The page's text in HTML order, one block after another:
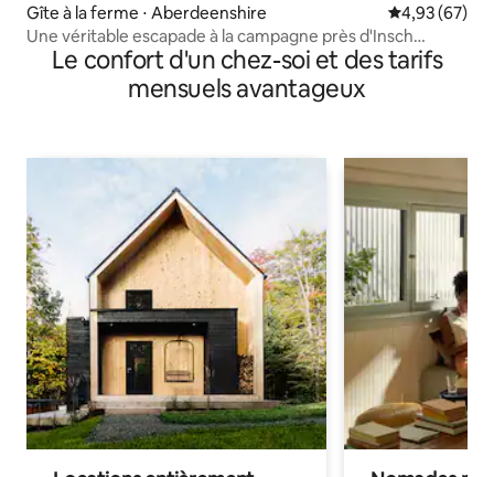
Gîte à la ferme ⋅ Aberdeenshire Évaluation
4,93 (67)
Une véritable escapade à la campagne près d'Insch
Aberdeenshire
Le confort d'un chez-soi et des tarifs
mensuels avantageux